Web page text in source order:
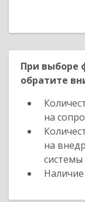
При выборе
обратите
на
на